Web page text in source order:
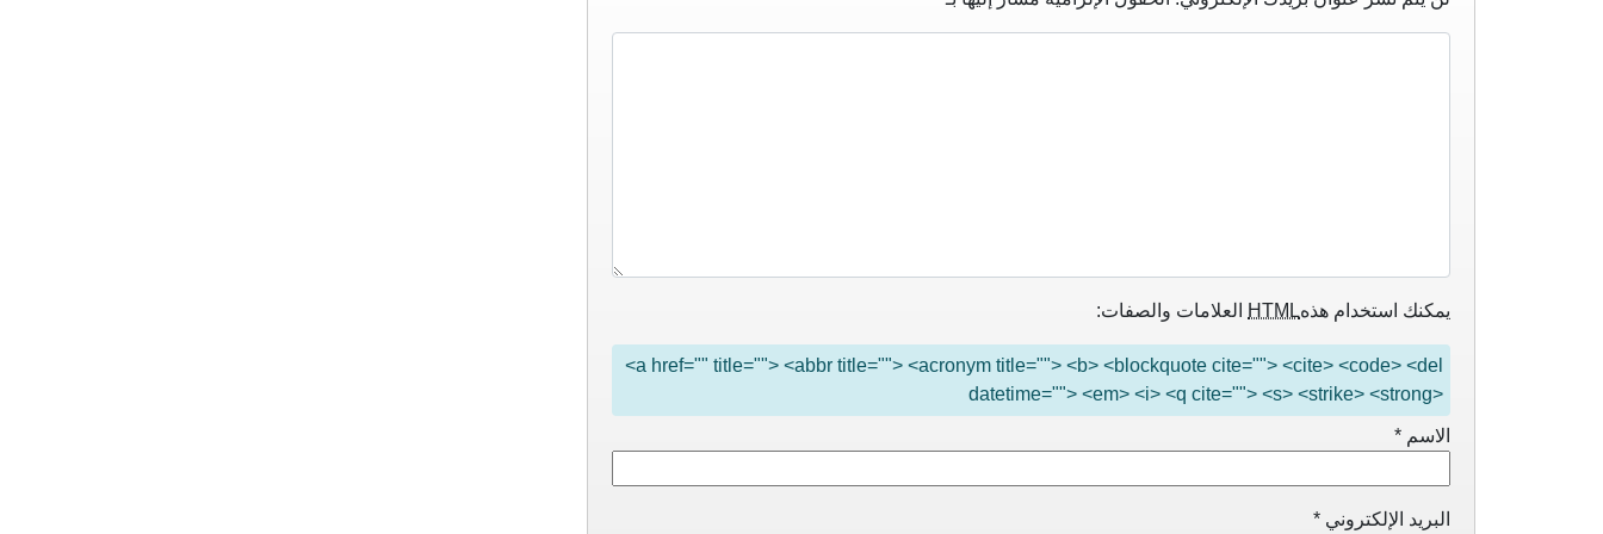
يمكنك استخدام هذهHTML العلامات والصفات:
<a href="" title=""> <abbr title=""> <acronym title=""> <b> <blockquote cite=""> <cite> <code> <del
datetime=""> <em> <i> <q cite=""> <s> <strike> <strong>
الاسم *
البريد الإلكتروني *